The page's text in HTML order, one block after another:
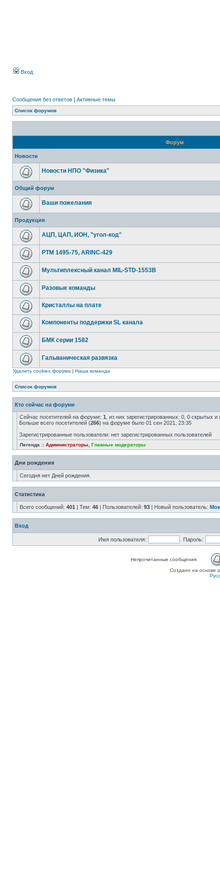
Вход
Сообщения без ответов | Активные темы
Список форумов
Форум
Новости
Новости НПО "Физика"
Общий форум
Ваши пожелания
Продукция
АЦП, ЦАП, ИОН, "угол-код"
РТМ 1495-75, ARINC-429
Мультиплексный канал MIL-STD-1553B
Разовые команды
Кристаллы на плате
Компоненты поддержки SL канала
БМК серии 1582
Гальваническая развязка
Удалить cookies форума | Наша команда
Список форумов
Кто сейчас на форуме
Сейчас посетителей на форуме: 1 , из них зарегистрированных: 0, 0 скрытых
Больше всего посетителей (266) на форуме было 01 сен 2021, 23:35
Зарегистрированные пользователи: нет зарегистрированных пользователей
Легенда :: Администраторы Главные модераторы
Дни рождения
Сегодня нет Дней рождения.
Статистика
Всего сообщений: 401 | Тем: 46 | Пользователей: 93 | Новый пользователь:
Вход
Имя пользователя: Пароль:
Непрочитанные сообщения
Создано на основе